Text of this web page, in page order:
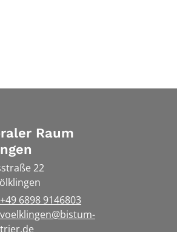
Raum
22
+49 6898 9146803
voelklingen@bistum-
trier.de